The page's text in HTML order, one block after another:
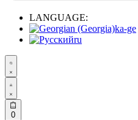
LANGUAGE:
ka-ge
ru
0